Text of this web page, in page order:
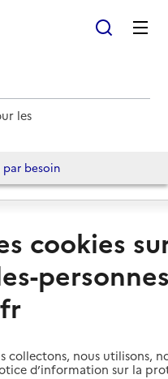
les
par besoin
Maritime (17)
Aulnay
Carmes
cookies
collectons, nous utilisons,
d’information sur la